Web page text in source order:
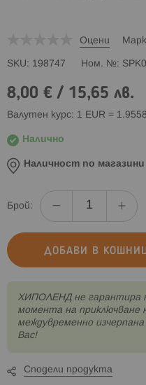
Оцени
SKU 198747 Ном. №
8,00 € / 15,65 лв.
Валутен курс: 1 EUR =
Налично
Наличност по магазини
Брой:
ДОБАВИ В
XИПОЛЕНД не гарантира
момента на приключване
междувременно
Вас!
Сподели продукта